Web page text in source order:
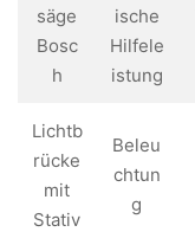
säge
Bosc
h
ische
Hilfele
istung
Lichtb
rücke
mit
Stativ
Beleu
chtun
g